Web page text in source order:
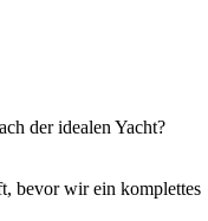
der idealen Yacht?
bevor wir ein komplettes